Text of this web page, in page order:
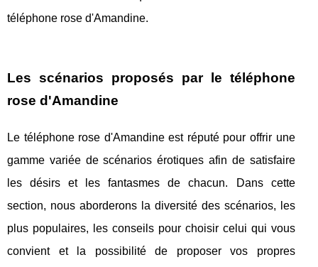
téléphone rose d'Amandine.
Les scénarios proposés par le téléphone
rose d'Amandine
Le téléphone rose d'Amandine est réputé pour offrir une
gamme variée de scénarios érotiques afin de satisfaire
les désirs et les fantasmes de chacun. Dans cette
section, nous aborderons la diversité des scénarios, les
plus populaires, les conseils pour choisir celui qui vous
convient et la possibilité de proposer vos propres